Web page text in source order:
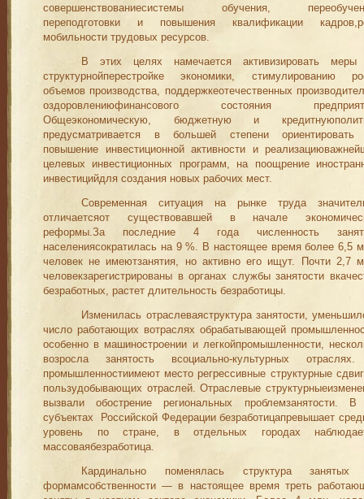
совершенствованиесистемы обучения,
переподготовки и повышения квалификации
мобильности трудовых ресурсов.
В этих целях намечается активизировать
структурнойперестройке экономики, стимулированию
объемов производства, поддержкеотечественных
оздоровлениюфинансового состояния
Общеэкономическую, бюджетную и
предусматривается в большей степени
повышение инвестиционной активности и
целевых инвестиционных программ, на поощрение
инвестицийдля создания новых рабочих мест.
Современная ситуация на рынке труда
отличаетсяот существовавшей в начале
реформы.За последние 4 года численность
населениясократилась на 9 %. В настоящее время более 6,5 м
человек не имеютзанятия, но активно его ищут. Почти 2,7 м
человекзарегистрированы в органах службы занятости
безработных, растет длительность безработицы.
Изменилась отраслеваяструктура занятости, у
число работающих вотраслях обрабатывающей
особенно в машиностроении и легкойпромышленности,
возросла занятость всоциально-культурных
промышленностиимеют место регрессивные структурные
пользудобывающих отраслей. Отраслевые
вызвали обострение региональных проблемзанятости.
субъектах
Российской Федерации безработицапревышает
уровень по стране, в отдельных городах
массоваябезработица.
Кардинально поменялась структура занятых
формамсобствен­ности — в настоящее время треть